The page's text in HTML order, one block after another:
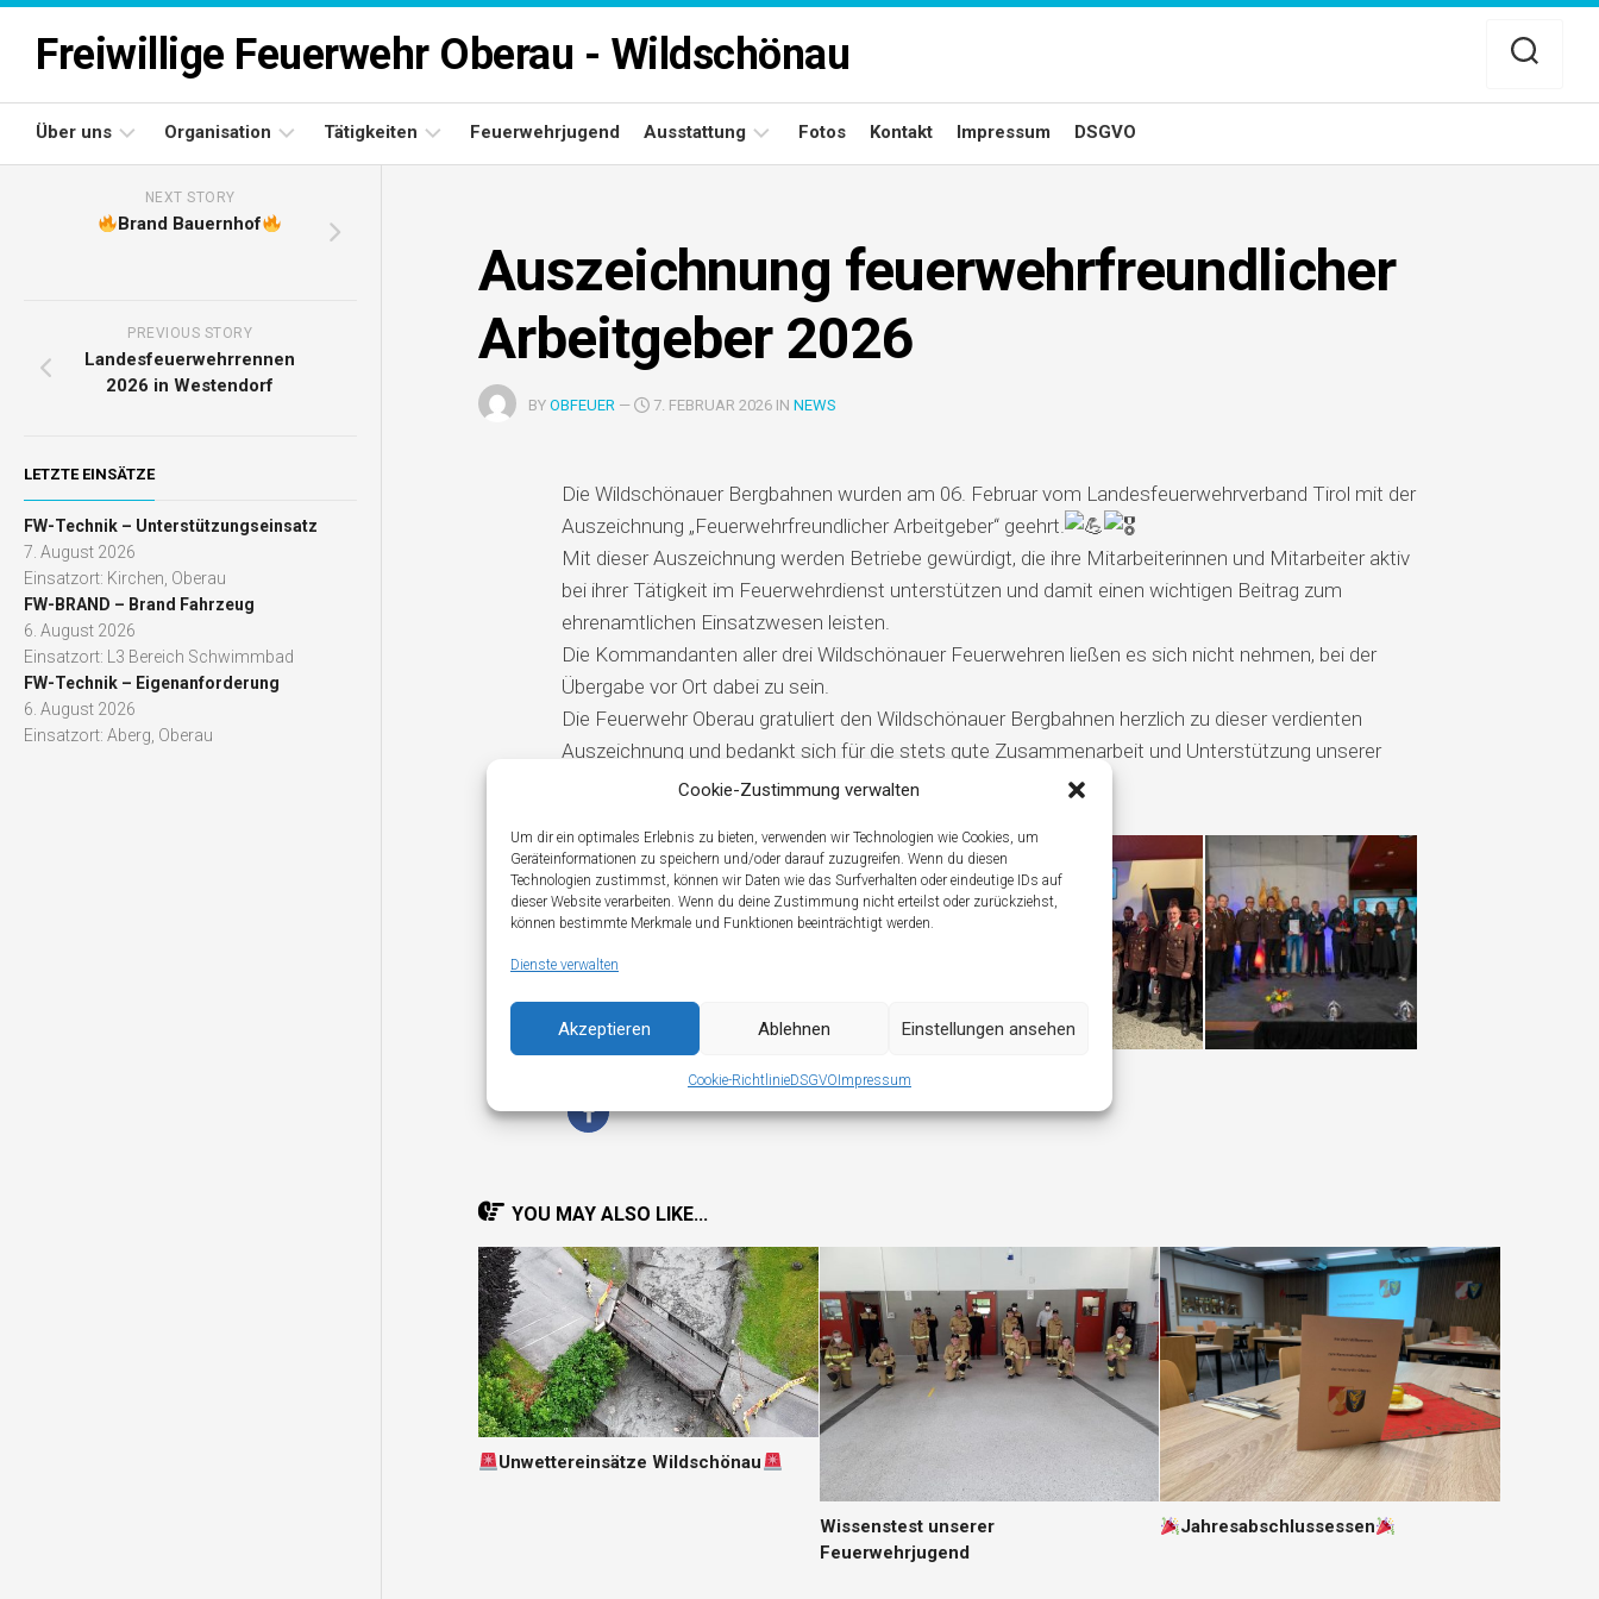
Cookie-Zustimmung verwalten
Um dir ein optimales Erlebnis zu bieten, verwenden wir Technologien wie Cookies, um
Geräteinformationen zu speichern und/oder darauf zuzugreifen. Wenn du diesen
Technologien zustimmst, können wir Daten wie das Surfverhalten oder eindeutige IDs auf
dieser Website verarbeiten. Wenn du deine Zustimmung nicht erteilst oder zurückziehst,
können bestimmte Merkmale und Funktionen beeinträchtigt werden.
Dienste verwalten
Akzeptieren Ablehnen Einstellungen ansehen
Cookie-RichtlinieDSGVO Impressum
Skip
contentFreiwillige Feuerwehr Oberau - Wildschönau
Über uns
Einsatzgebiet
Organisation
Kommando
Tätigkeiten
Bewerbsmannschaften
Feuerwehrjugend Ausstattung
Gerätehäuser
Fotos Kontakt Impressum DSGVO
Auszeichnung feuerwehrfreundlicher
Arbeitgeber 2026
BYOBFEUER — 7. FEBRUAR 2026 INNEWS
Die Wildschönauer Bergbahnen wurden am 06. Februar vom Landesfeuerwehrverband Tirol mit der
Auszeichnung „Feuerwehrfreundlicher Arbeitgeber“ geehrt.
Mit dieser Auszeichnung werden Betriebe gewürdigt, die ihre Mitarbeiterinnen und Mitarbeiter aktiv
bei ihrer Tätigkeit im Feuerwehrdienst unterstützen und damit einen wichtigen Beitrag zum
ehrenamtlichen Einsatzwesen leisten.
Die Kommandanten aller drei Wildschönauer Feuerwehren ließen es sich nicht nehmen, bei der
Übergabe vor Ort dabei zu sein.
Die Feuerwehr Oberau gratuliert den Wildschönauer Bergbahnen herzlich zu dieser verdienten
Auszeichnung und bedankt sich für die stets gute Zusammenarbeit und Unterstützung unserer
Feuerwehren im Hochtal!
YOU MAY ALSO LIKE...
Unwettereinsätze Wildschönau
Wissenstest unserer
Feuerwehrjugend
Jahresabschlussessen
NEXT STORY
Brand Bauernhof
PREVIOUS STORY
Landesfeuerwehrrennen
2026 in Westendorf
LETZTE EINSÄTZE
FW-Technik – Unterstützungseinsatz
7. August 2026
Einsatzort: Kirchen, Oberau
FW-BRAND – Brand Fahrzeug
6. August 2026
Einsatzort: L3 Bereich Schwimmbad
FW-Technik – Eigenanforderung
6. August 2026
Einsatzort: Aberg, Oberau